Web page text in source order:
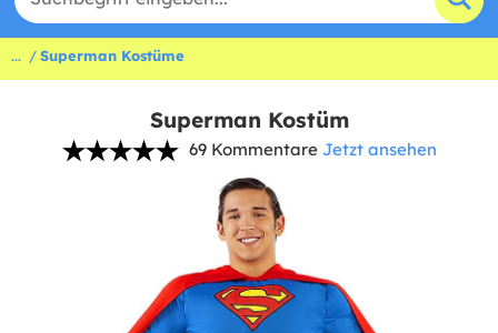
... Superman Kostüme
Superman Kostüm
69 Kommentare Jetzt ansehen